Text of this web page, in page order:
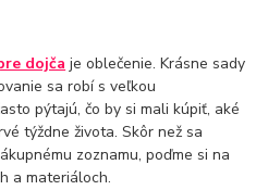
dojča je oblečenie. Krásne sady
sa robí s veľkou
pýtajú, čo by si mali kúpiť, aké
týždne života. Skôr než sa
zoznamu, poďme si na
a materiáloch.